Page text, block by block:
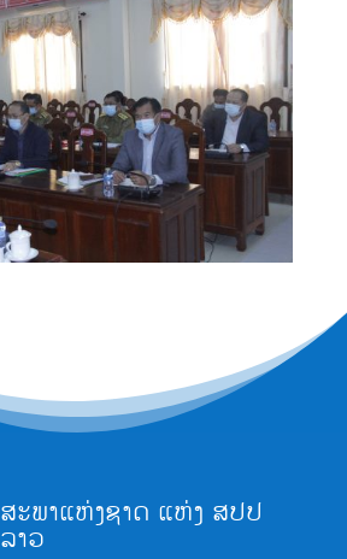
ສະພາແຫ່ງຊາດ ແຫ່ງ ສປປ
ລາວ